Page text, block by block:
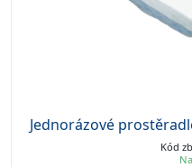
Jednorázové
Kód